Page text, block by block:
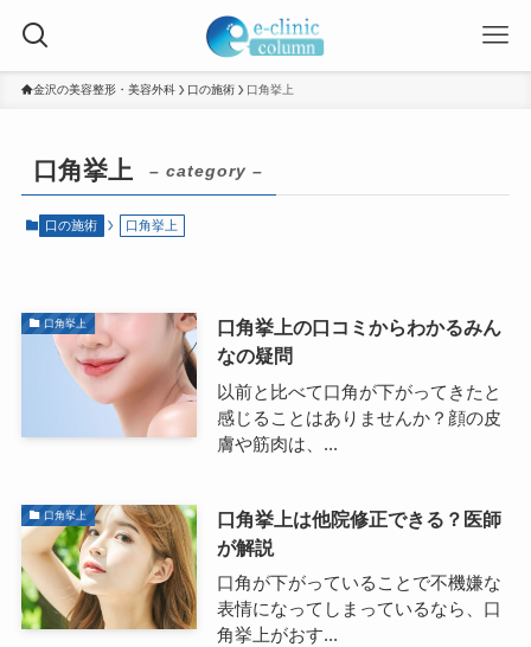
金沢の美容整形・美容外科 口の施術 口角挙上
口角挙上 – category –
口の施術 口角挙上
口角挙上
口角挙上の口コミからわかるみん
なの疑問
以前と比べて口角が下がってきたと
感じることはありませんか？顔の皮
膚や筋肉は、...
口角挙上
口角挙上は他院修正できる？医師
が解説
口角が下がっていることで不機嫌な
表情になってしまっているなら、口
角挙上がおす...